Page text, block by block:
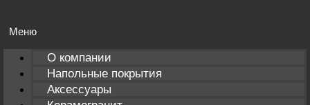
О компании
Напольные покрытия
Аксессуары